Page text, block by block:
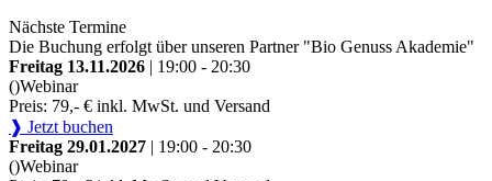
Nächste Termine
Die Buchung erfolgt über unseren Partner "Bio Genuss Akademie"
Freitag 13.11.2026 | 19:00 - 20:30
()Webinar
Preis: 79,- € inkl. MwSt. und Versand
❱ Jetzt buchen
Freitag 29.01.2027 | 19:00 - 20:30
()Webinar